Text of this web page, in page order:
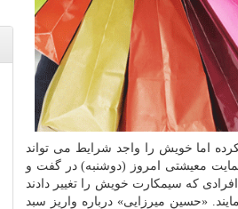
اما خویش را واجد شرایط می تواند
مشمولان طرح حمایت معیشتی امروز (دوشنبه) در گفت و
كه سیمكارت خویش را تغییر دادند
«حسین میرزایی» درباره واریز سبد